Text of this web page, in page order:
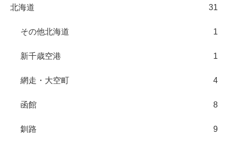
北海道 31
その他北海道 1
新千歳空港 1
網走・大空町 4
函館 8
釧路 9